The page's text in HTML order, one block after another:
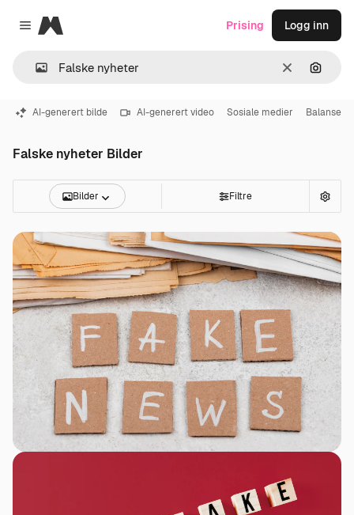
Close menu
Magnific
Slett Søk
Prising Logg inn
AI-generert bilde AI-generert video Sosiale medier Balanse
Falske nyheter Bilder
Bilder Filtre